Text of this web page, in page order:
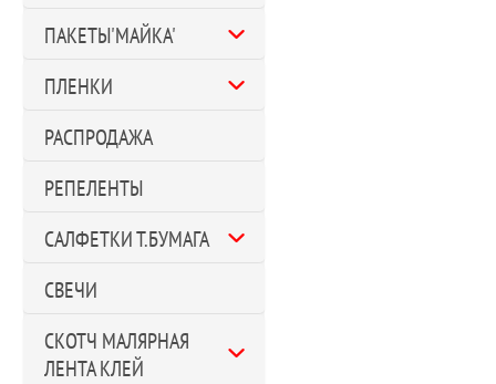
ПАКЕТЫ'МАЙКА'
ПЛЕНКИ
РАСПРОДАЖА
РЕПЕЛЕНТЫ
САЛФЕТКИ Т.БУМАГА
СВЕЧИ
СКОТЧ МАЛЯРНАЯ
ЛЕНТА КЛЕЙ